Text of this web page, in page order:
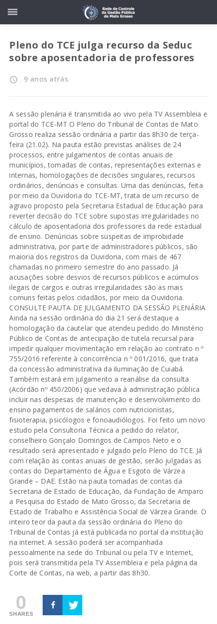
Pleno do TCE julga recurso da Seduc
sobre aposentadoria de professores
access_time 9 anos atrás
A sessão plenária é transmitida ao vivo pela TV Assembleia e
portal do TCE-MT O Pleno do Tribunal de Contas de Mato
Grosso realiza sessão ordinária a partir das 8h30 de terça-
feira (21.02). Na pauta estão previstas análises de 24
processos, entre julgamentos de contas anuais de
municípios, tomadas de contas, representações externas e
internas, homologações de decisões singulares, recursos
ordinários, denúncias e consultas. Uma das denúncias, feita
por meio da Ouvidoria do TCE-MT, trata de um recurso de
agravo proposto pela Secretaria Estadual de Educação para
reverter decisão do TCE sobre supostas irregularidades no
cálculo de aposentadoria dos professores da rede estadual
de ensino. Denúncias sobre suspeitas de improbidade
administrativa, por parte de administradores públicos, são
maioria dos registros da Ouvidoria, com mais de 467
chamadas no primeiro semestre do ano passado. Já
acusações sobre desvios de recursos públicos e acúmulos
ilegais de cargos e outras irregularidades são as mais
comuns feitas pelos cidadãos, por meio da Ouvidoria.
CONSULTE PAUTA DE JULGAMENTO DA SESSÃO PLENÁRIA
Ainda na sessão ordinária do dia 21 será destaque a
homologação da cautelar que atendeu pedido do Ministério
Público de Contas de antecipação de tutela recursal para
impedir qualquer movimentação em relação ao contrato n º
755/2016 referente à concorrência n º 001/2016, que trata
da concessão administrativa da iluminação de Cuiabá.
Também estará em julgamento a reanálise da consulta
(Acórdão nº 450/2006) que vedava à administração pública
incluir nas despesas de manutenção e desenvolvimento do
ensino pagamentos de salários com nutricionistas,
fisioterapia, psicólogos e fonoaudiólogos. Foi feito um novo
estudo pela Consultoria Técnica a pedido do relator,
conselheiro Gonçalo Domingos de Campos Neto e o
resultado será apresentado e julgado pelo Pleno do TCE. Já
com relação às contas anuais de gestão, serão julgadas as
contas do Departamento de Água e Esgoto de Várzea
Grande – DAE. Estão na pauta tomadas de contas da
Secretaria de Estado de Educação, da Fundação de Amparo
a Pesquisa do Estado de Mato Grosso, da Secretaria de
Estado de Trabalho e Assistência Social de Várzea Grande. O
inteiro teor da pauta da sessão ordinária do Pleno do
Tribunal de Contas já está publicada no portal da instituição
na internet. A sessão poderá ser acompanhada
pessoalmente na sede do Tribunal ou pela TV e Internet,
pois será transmitida pela TV Assembleia e pela página da
Corte de Contas, na web, a partir das 8h30.
0
SHARES